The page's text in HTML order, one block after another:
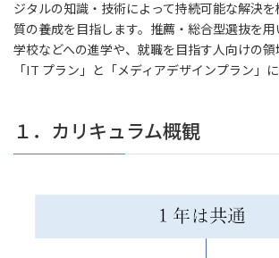
ジタルの知識・技術によって持続可能な解決
質の養成を目指します。推薦・総合型選抜を
学校などへの進学や、就職を目指す人向けの領
「IT プラン」と「メディアデザインプラン」に
１．カリキュラム概観